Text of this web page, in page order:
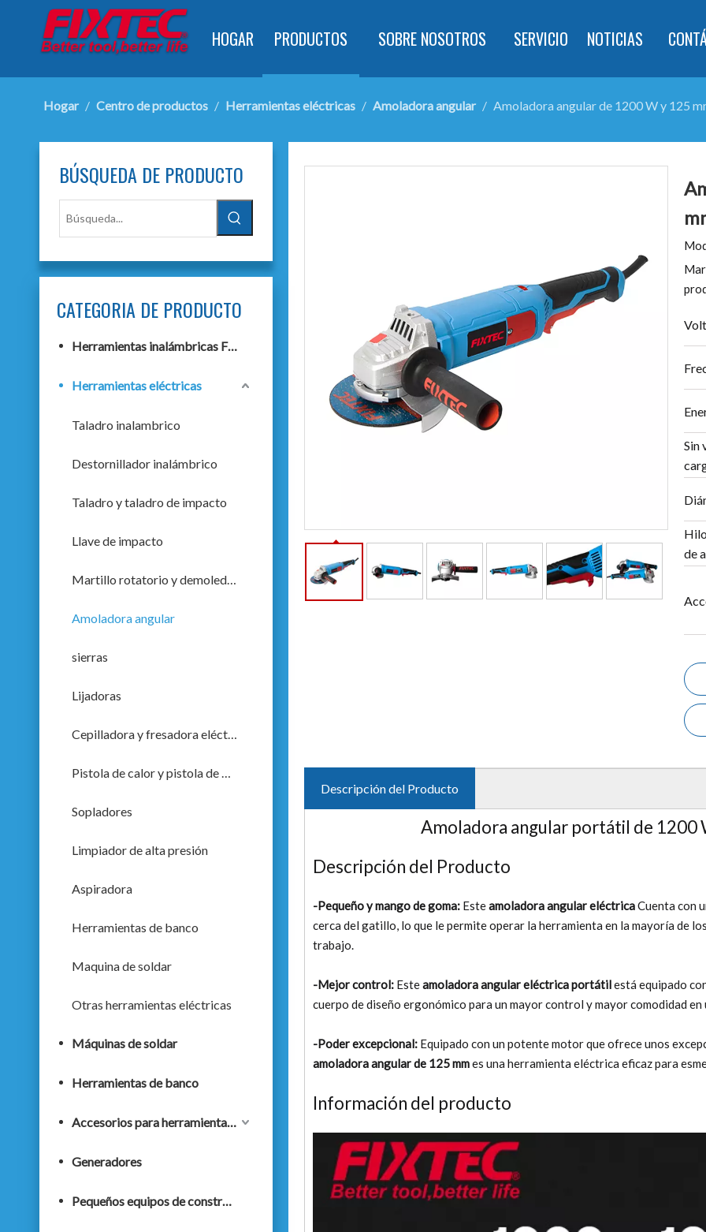
HOGAR PRODUCTOS SOBRE NOSOTROS SERVICIO NOTICIAS
Hogar / Centro de productos / Herramientas eléctricas / Amoladora angular / Amoladora angular de 1200 W y 125
BÚSQUEDA DE PRODUCTO
CATEGORIA DE PRODUCTO
Herramientas inalámbricas F20+
Herramientas eléctricas
Taladro inalambrico
Destornillador inalámbrico
Taladro y taladro de impacto
Llave de impacto
Martillo rotatorio y demoledor
Amoladora angular
sierras
Lijadoras
Cepilladora y fresadora eléctrica
Pistola de calor y pistola de pulverización
Sopladores
Limpiador de alta presión
Aspiradora
Herramientas de banco
Maquina de soldar
Otras herramientas eléctricas
Máquinas de soldar
Herramientas de banco
Accesorios para herramientas eléctricas
Generadores
Pequeños equipos de construcción
Sin
de
Descripción del Producto
Amoladora angular portátil de 1200
Descripción del Producto
-Pequeño y mango de goma: Esteamoladora angular eléctricaCuenta con
cerca del gatillo, lo que le permite operar la herramienta en la mayoría de
trabajo.
-Mejor control: Esteamoladora angular eléctrica portátilestá equipado
cuerpo de diseño ergonómico para un mayor control y mayor comodidad en
-Poder excepcional: Equipado con un potente motor que ofrece unos
amoladora angular de 125 mmes una herramienta eléctrica eficaz para
Información del producto